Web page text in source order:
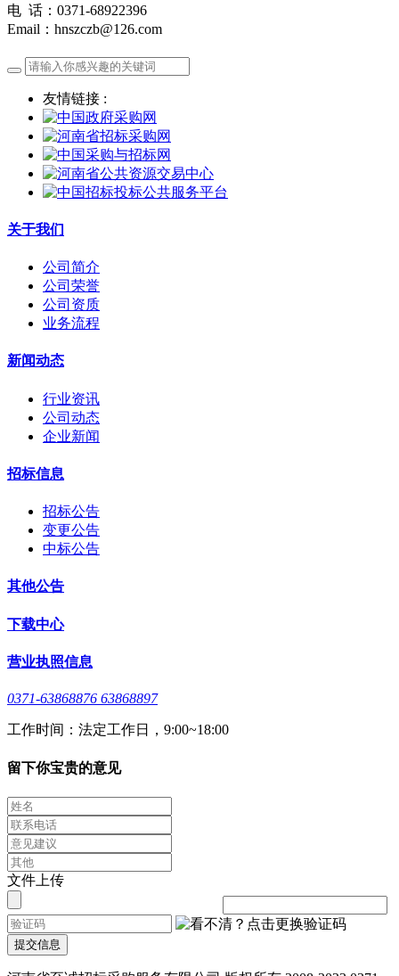
电 话：0371-68922396
Email：hnszczb@126.com
友情链接 :
关于我们
公司简介
公司荣誉
公司资质
业务流程
新闻动态
行业资讯
公司动态
企业新闻
招标信息
招标公告
变更公告
中标公告
其他公告
下载中心
营业执照信息
0371-63868876 63868897
工作时间：法定工作日，9:00~18:00
留下你宝贵的意见
文件上传
提交信息